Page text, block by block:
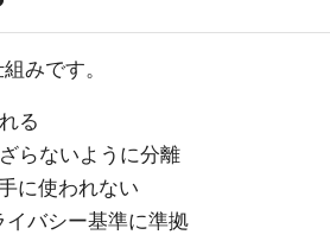
みです。
る
らないように分離
に使われない
バシー基準に準拠